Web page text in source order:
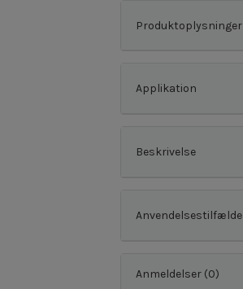
Produktoplysninger
Applikation
Beskrivelse
Anvendelsestilfælde
Anmeldelser (0)